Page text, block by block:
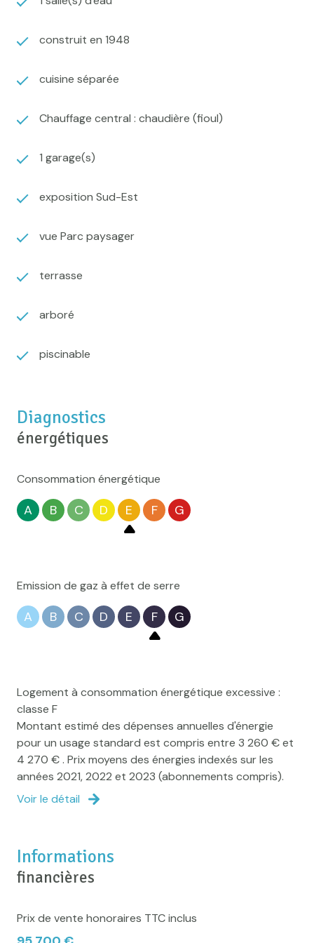
construit en 1948
cuisine séparée
Chauffage central : chaudière (fioul)
1 garage(s)
exposition Sud-Est
vue Parc paysager
terrasse
arboré
piscinable
Diagnostics
énergétiques
Consommation énergétique
A B C D E F G
Emission de gaz à effet de serre
A B C D E F G
Logement à consommation énergétique excessive :
classe F
Montant estimé des dépenses annuelles d'énergie
pour un usage standard est compris entre 3 260 € et
4 270 € . Prix moyens des énergies indexés sur les
années 2021, 2022 et 2023 (abonnements compris).
Voir le détail
Informations
financières
Prix de vente honoraires TTC inclus